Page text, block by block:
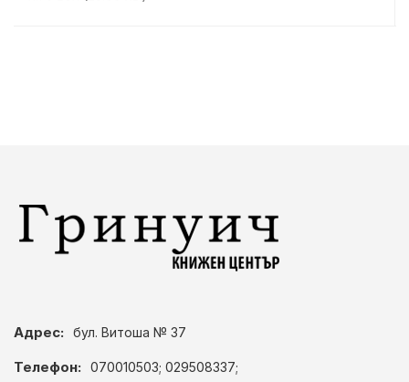
Адрес: бул. Витоша № 37
Телефон: 070010503; 029508337;